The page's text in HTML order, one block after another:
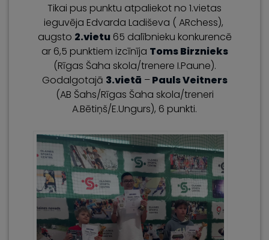
Tikai pus punktu atpaliekot no 1.vietas
ieguvēja Edvarda Ladiševa ( ARchess),
augsto 2.vietu65 dalībnieku konkurencē
ar 6,5 punktiem izcīnīja Toms Birznieks
(Rīgas Šaha skola/trenere I.Paune).
Godalgotajā 3.vietā –Pauls Veitners
(AB Šahs/Rīgas Šaha skola/treneri
A.Bētiņš/E.Ungurs), 6 punkti.